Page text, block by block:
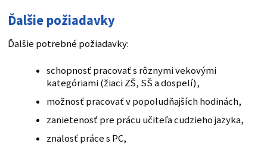
Ďalšie požiadavky
Ďalšie potrebné požiadavky:
schopnosť pracovať s rôznymi vekovými
kategóriami (žiaci ZŠ, SŠ a dospelí),
možnosť pracovať v popoludňajších hodinách,
zanietenosť pre prácu učiteľa cudzieho jazyka,
znalosť práce s PC,